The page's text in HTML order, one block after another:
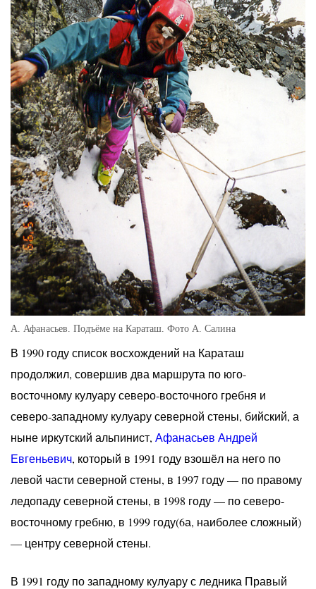
А. Афанасьев. Подъёме на Караташ. Фото А. Салина
В 1990 году список восхождений на Караташ
продолжил, совершив два маршрута по юго-
восточному кулуару северо-восточного гребня и
северо-западному кулуару северной стены, бийский, а
ныне иркутский альпинист, Афанасьев Андрей
Евгеньевич, который в 1991 году взошёл на него по
левой части северной стены, в 1997 году — по правому
ледопаду северной стены, в 1998 году — по северо-
восточному гребню, в 1999 году(6а, наиболее сложный)
— центру северной стены.
В 1991 году по западному кулуару с ледника Правый